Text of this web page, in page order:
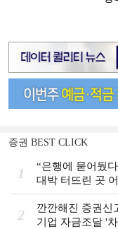
증권 BEST CLICK
1
“은행에 묻어뒀
대박 터뜨린 곳
2
깐깐해진 증권신
기업 자금조달 '